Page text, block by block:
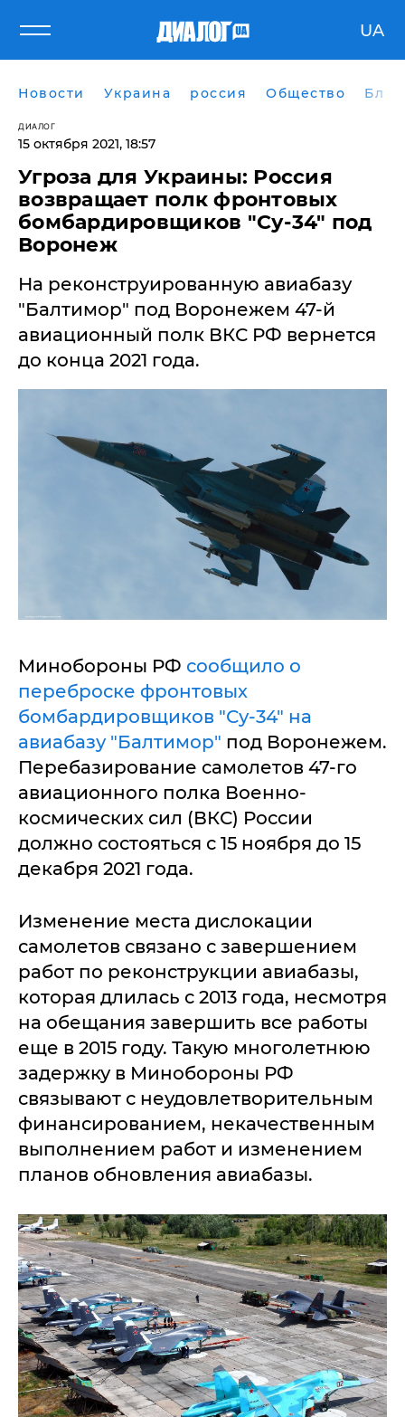
UA
Новости Украина россия Общество
ДИАЛОГ
15 октября 2021, 18:57
Угроза для Украины: Россия
возвращает полк фронтовых
бомбардировщиков "Су-34" под
Воронеж
На реконструированную авиабазу
"Балтимор" под Воронежем 47-й
авиационный полк ВКС РФ вернется
до конца 2021 года.
Минобороны РФ сообщило о
переброске фронтовых
бомбардировщиков "Су-34" на
авиабазу "Балтимор" под Воронежем.
Перебазирование самолетов 47-го
авиационного полка Военно-
космических сил (ВКС) России
должно состояться с 15 ноября до 15
декабря 2021 года.
Изменение места дислокации
самолетов связано с завершением
работ по реконструкции авиабазы,
которая длилась с 2013 года, несмотря
на обещания завершить все работы
еще в 2015 году. Такую многолетнюю
задержку в Минобороны РФ
связывают с неудовлетворительным
финансированием, некачественным
выполнением работ и изменением
планов обновления авиабазы.